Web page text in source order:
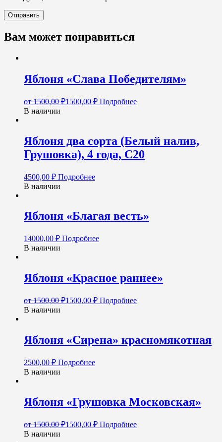
Вам может понравиться
Яблоня «Слава Победителям»
от1500,00₽1500,00 ₽ Подробнее
В наличии
Яблоня два сорта (Белый налив,
Грушовка), 4 года, С20
4500,00 ₽ Подробнее
В наличии
Яблоня «Благая весть»
14000,00 ₽ Подробнее
В наличии
Яблоня «Красное раннее»
от1500,00₽1500,00 ₽ Подробнее
В наличии
Яблоня «Сирена» красномякотная
2500,00 ₽ Подробнее
В наличии
Яблоня «Грушовка Московская»
от1500,00₽1500,00 ₽ Подробнее
В наличии